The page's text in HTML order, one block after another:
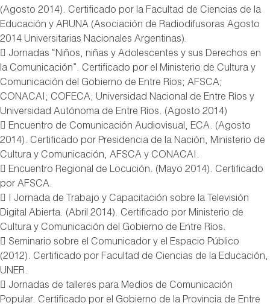
(Agosto 2014). Certificado por la Facultad de Ciencias de la
Educación y ARUNA (Asociación de Radiodifusoras Agosto
2014 Universitarias Nacionales Argentinas).
 Jornadas “Niños, niñas y Adolescentes y sus Derechos en
la Comunicación”. Certificado por el Ministerio de Cultura y
Comunicación del Gobierno de Entre Ríos; AFSCA;
CONACAI; COFECA; Universidad Nacional de Entre Ríos y
Universidad Autónoma de Entre Ríos. (Agosto 2014)
 Encuentro de Comunicación Audiovisual, ECA. (Agosto
2014). Certificado por Presidencia de la Nación, Ministerio de
Cultura y Comunicación, AFSCA y CONACAI.
 Encuentro Regional de Locución. (Mayo 2014). Certificado
por AFSCA.
 I Jornada de Trabajo y Capacitación sobre la Televisión
Digital Abierta. (Abril 2014). Certificado por Ministerio de
Cultura y Comunicación del Gobierno de Entre Ríos.
 Seminario sobre el Comunicador y el Espacio Público
(2012). Certificado por Facultad de Ciencias de la Educación,
UNER.
 Jornadas de talleres para Medios de Comunicación
Popular. Certificado por el Gobierno de la Provincia de Entre